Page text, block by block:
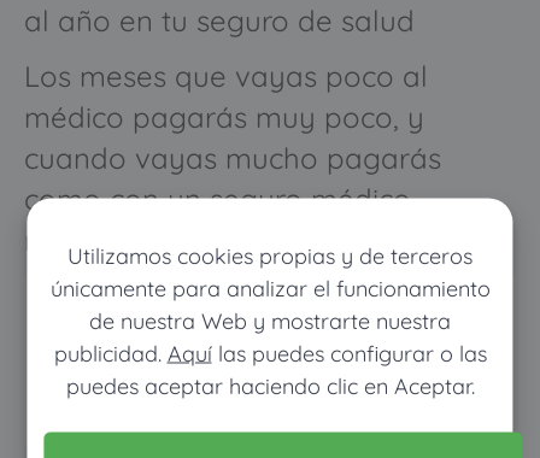
Utilizamos cookies propias y de terceros
únicamente para analizar el funcionamiento
de nuestra Web y mostrarte nuestra
publicidad. Aquílas puedes configurar o las
puedes aceptar haciendo clic en Aceptar.
al año en tu seguro de salud
Los meses que vayas poco al
médico pagarás muy poco, y
cuando vayas mucho pagarás
como con un seguro médico
normal